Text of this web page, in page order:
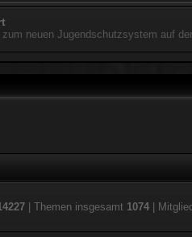
zum neuen Jugendschutzsystem auf
| Themen insgesamt 1074 |